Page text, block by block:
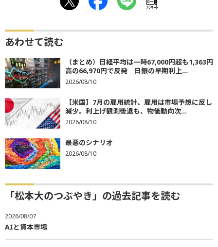
ｱﾝｹｰﾄ
あわせて読む
（まとめ）日経平均は一時67,000円超も1,363円
高の66,970円で反発 日銀の早期利上...
2026/08/10
【米国】7月の雇用統計、雇用は市場予想に反し
減少。利上げ観測後退も、物価動向次...
2026/08/10
最悪のシナリオ
2026/08/10
「松本大のつぶやき」の過去記事を読む
2026/08/07
AIと資本市場